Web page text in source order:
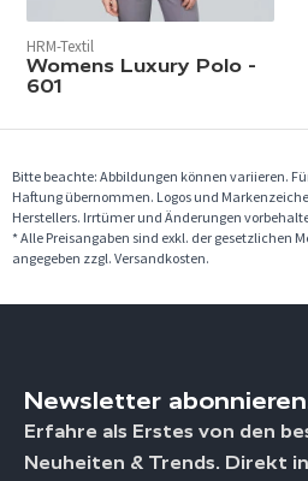
HRM-Textil
Womens Luxury Polo -
601
Bitte beachte: Abbildungen können variieren.
Haftung übernommen. Logos und
Herstellers. Irrtümer und Änderungen
* Alle Preisangaben sind exkl. der gesetzlichen
angegeben zzgl. Versandkosten.
Newsletter
Erfahre als Erstes von den
Neuheiten & Trends. Direkt